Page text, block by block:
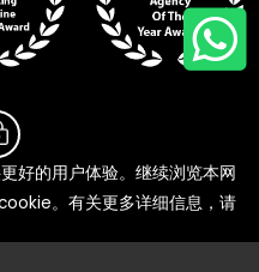
好的用户体验。继续浏览本网
。有关更多详细信息，请